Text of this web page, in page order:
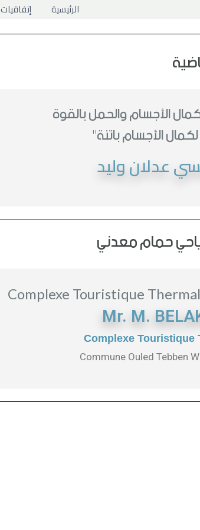
الرئيسية إتفاقيات
الأجسام والحمل بالقوة
الأجسام باتنة"
عدلان وليد
حمام معدني
Complexe Touristique
Mr. M.
Complexe Touristique
Commune Ouled Tebben